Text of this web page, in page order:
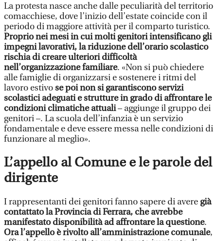
La protesta nasce anche dalle peculiarità del territorio
comacchiese, dove l’inizio dell’estate coincide con il
periodo di maggiore attività per il comparto turistico.
Proprio nei mesi in cui molti genitori intensificano gli
impegni lavorativi, la riduzione dell’orario scolastico
rischia di creare ulteriori difficoltà
nell’organizzazione familiare. «Non si può chiedere
alle famiglie di organizzarsi e sostenere i ritmi del
lavoro estivose poi non si garantiscono servizi
scolastici adeguati e strutture in grado di affrontare le
condizioni climatiche attuali– aggiunge il gruppo dei
genitori –. La scuola dell’infanzia è un servizio
fondamentale e deve essere messa nelle condizioni di
funzionare al meglio».
L’appello al Comune e le parole del
dirigente
I rappresentanti dei genitori fanno sapere di averegià
contattato la Provincia di Ferrara, che avrebbe
manifestato disponibilità ad affrontare la questione.
Ora l’appello è rivolto all’amministrazione comunale,